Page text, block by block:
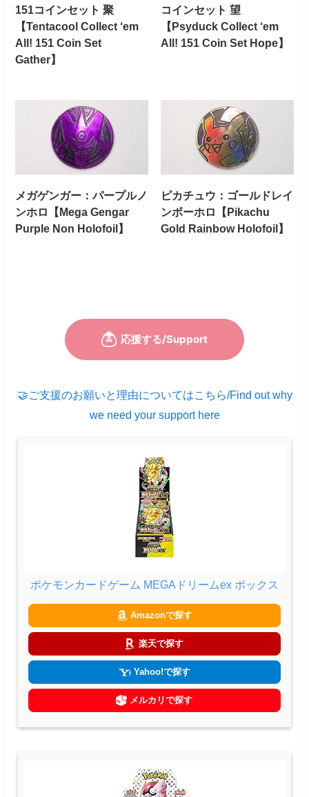
151コインセット 聚
【Tentacool Collect ‘em
All! 151 Coin Set
Gather】
コインセット 望
【Psyduck Collect ‘em
All! 151 Coin Set Hope】
メガゲンガー：パープルノ
ンホロ【Mega Gengar
Purple Non Holofoil】
ピカチュウ：ゴールドレイ
ンボーホロ【Pikachu
Gold Rainbow Holofoil】
🤝ご支援のお願いと理由についてはこちら/Find out why
we need your support here
ポケモンカードゲーム MEGAドリームex ボックス
Amazonで探す
楽天で探す
Yahoo!で探す
メルカリで探す